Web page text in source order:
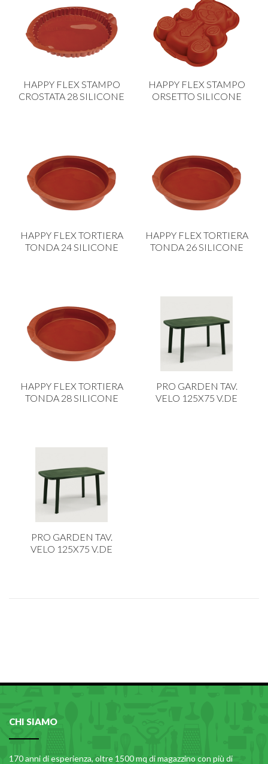
HAPPY FLEX STAMPO
CROSTATA 28 SILICONE
HAPPY FLEX STAMPO
ORSETTO SILICONE
HAPPY FLEX TORTIERA
TONDA 24 SILICONE
HAPPY FLEX TORTIERA
TONDA 26 SILICONE
HAPPY FLEX TORTIERA
TONDA 28 SILICONE
PRO GARDEN TAV.
VELO 125X75 V.DE
PRO GARDEN TAV.
VELO 125X75 V.DE
CHI SIAMO
170 anni di esperienza, oltre 1500 mq di magazzino con più di